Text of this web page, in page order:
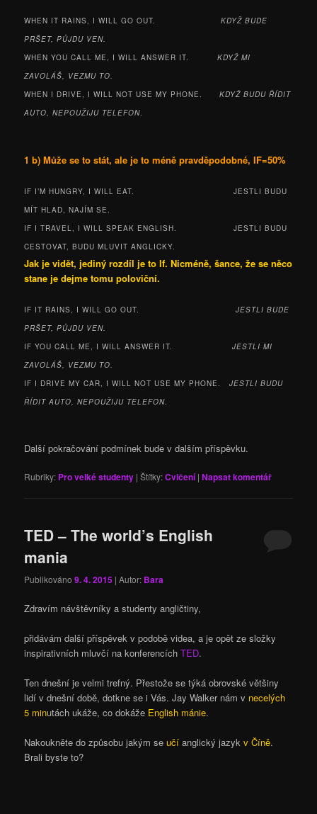
WHEN IT RAINS, I WILL GO OUT.KDYŽ BUDE
PRŠET, PŮJDU VEN.
WHEN YOU CALL ME, I WILL ANSWER IT.KDYŽ MI
ZAVOLÁŠ, VEZMU TO.
WHEN I DRIVE, I WILL NOT USE MY PHONE.KDYŽ BUDU ŘÍDIT
AUTO, NEPOUŽIJU TELEFON.
1 b) Může se to stát, ale je to méně pravděpodobné, IF=50%
IF I’M HUNGRY, I WILL EAT. JESTLI BUDU
MÍT HLAD, NAJÍM SE.
IF I TRAVEL, I WILL SPEAK ENGLISH. JESTLI BUDU
CESTOVAT, BUDU MLUVIT ANGLICKY.
Jak je vidět, jediný rozdíl je to If. Nicméně, šance, že se něco
stane je dejme tomu poloviční.
IF IT RAINS, I WILL GO OUT.JESTLI BUDE
PRŠET, PŮJDU VEN.
IF YOU CALL ME, I WILL ANSWER IT.JESTLI MI
ZAVOLÁŠ, VEZMU TO.
IF I DRIVE MY CAR, I WILL NOT USE MY PHONE.JESTLI BUDU
ŘÍDIT AUTO, NEPOUŽIJU TELEFON
Další pokračování podmínek bude v dalším příspěvku.
Rubriky: Pro velké studenty |Štítky:Cvičení |Napsat komentář
TED – The world’s English
mania
Publikováno9. 4. 2015 | Autor: Bara
Zdravím návštěvníky a studenty angličtiny,
přidávám další příspěvek v podobě videa, a je opět ze složky
inspirativních mluvčí na konferencíchTED.
Ten dnešní je velmi trefný. Přestože se týká obrovské většiny
lidí v dnešní době, dotkne se i Vás. Jay Walker nám v necelých
5 minutách ukáže, co dokáže English mánie.
Nakoukněte do způsobu jakým seučí anglický jazykv Číně.
Brali byste to?